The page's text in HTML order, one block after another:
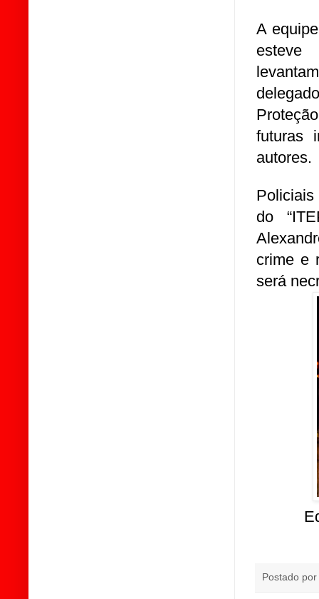
A
esteve
futuras
autores.
do
crime e
será
Postado por